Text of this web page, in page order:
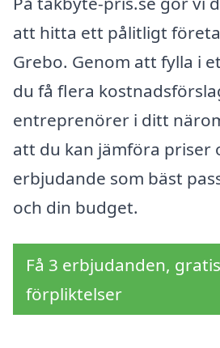
att hitta ett pålitligt
Grebo. Genom att fylla i
du få flera
entreprenörer i ditt
att du kan jämföra priser
erbjudande som bäst
och din budget.
Få 3 erbjudanden,
förpliktelser